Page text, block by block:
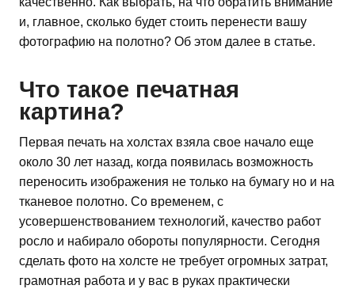
и, главное, сколько будет стоить перенести вашу
фотографию на полотно? Об этом далее в статье.
Что такое печатная
картина?
Первая печать на холстах взяла свое начало еще
около 30 лет назад, когда появилась возможность
переносить изображения не только на бумагу но и на
тканевое полотно. Со временем, с
усовершенствованием технологий, качество работ
росло и набирало обороты популярности. Сегодня
сделать фото на холсте не требует огромных затрат,
грамотная работа и у вас в руках практически